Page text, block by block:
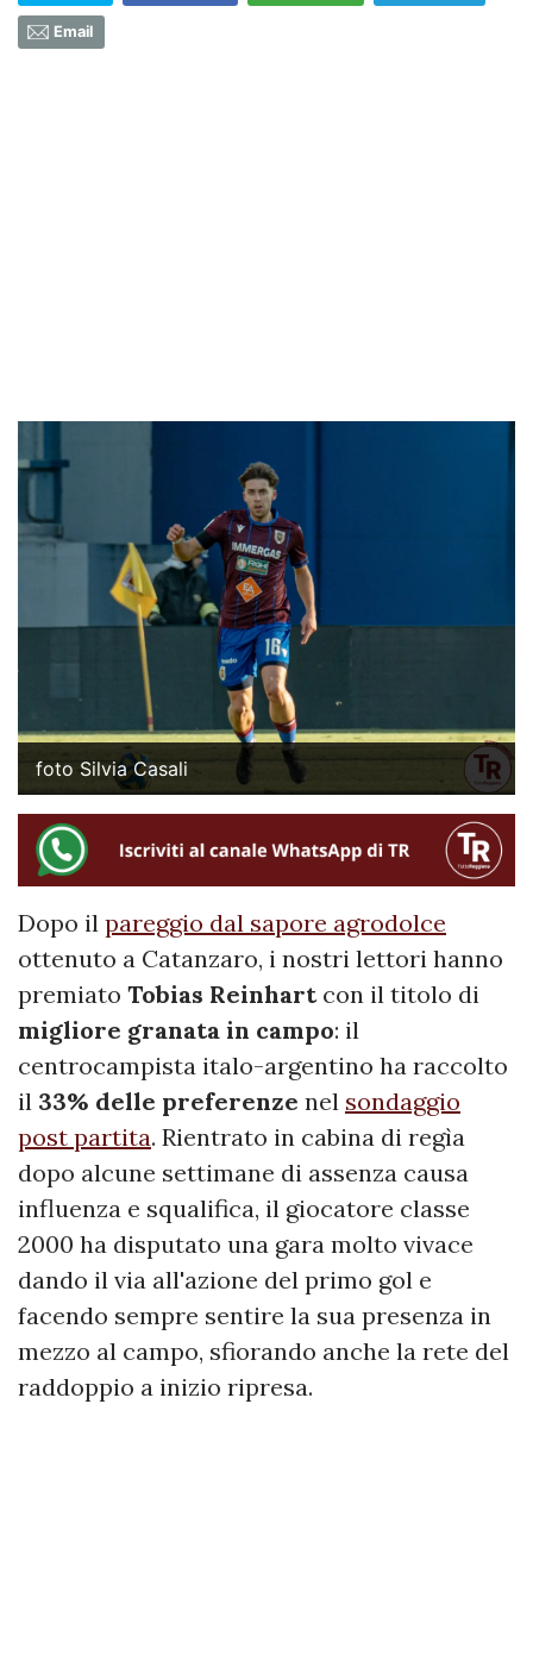
Email
foto Silvia Casali
Dopo il pareggio dal sapore agrodolce
ottenuto a Catanzaro, i nostri lettori hanno
premiato Tobias Reinhartcon il titolo di
migliore granata in campo: il
centrocampista italo-argentino ha raccolto
il 33% delle preferenze nel sondaggio
post partita. Rientrato in cabina di regìa
dopo alcune settimane di assenza causa
influenza e squalifica, il giocatore classe
2000 ha disputato una gara molto vivace
dando il via all'azione del primo gol e
facendo sempre sentire la sua presenza in
mezzo al campo, sfiorando anche la rete del
raddoppio a inizio ripresa.